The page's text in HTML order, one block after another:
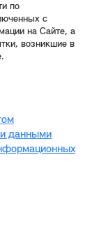
по
с
на Сайте, а
возникшие в
данными